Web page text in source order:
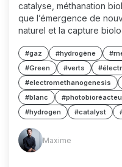
catalyse, méthanation
que l’émergence de
naturel et la capture
#gaz #hydrogène
#Green
#verts
#electromethanogenesis
#blanc
#hydrogen
#catalyst
Maxime
(MM) Maxime